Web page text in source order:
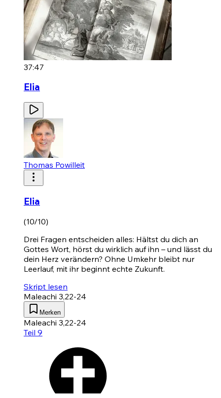
37:47
Elia
Thomas Powilleit
Elia
(10/10)
Drei Fragen entscheiden alles: Hältst du dich an
Gottes Wort, hörst du wirklich auf ihn – und lässt du
dein Herz verändern? Ohne Umkehr bleibt nur
Leerlauf, mit ihr beginnt echte Zukunft.
Skript lesen
Maleachi 3,22-24
Merken
Maleachi 3,22-24
Teil 9